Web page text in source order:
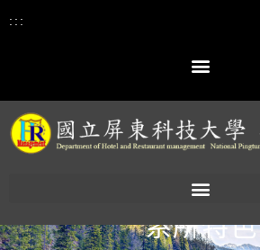
:::
系所特色